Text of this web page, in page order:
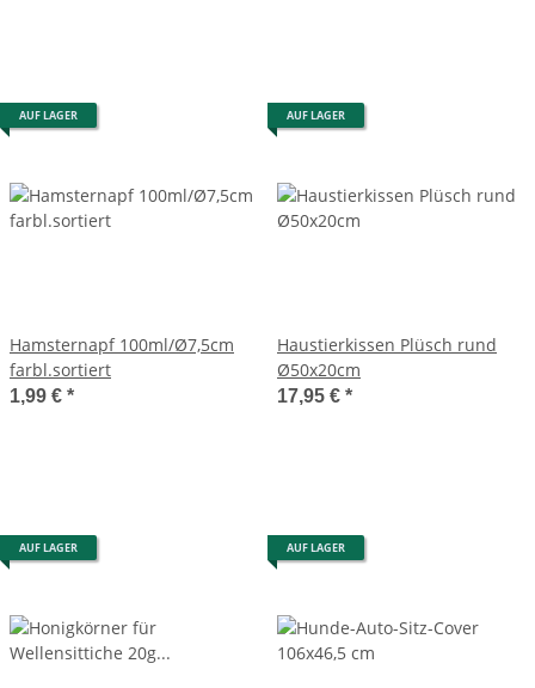
AUF LAGER
Hamsternapf 100ml/Ø7,5cm
farbl.sortiert
1,99 € *
AUF LAGER
Haustierkissen Plüsch rund
Ø50x20cm
17,95 € *
AUF LAGER AUF LAGER